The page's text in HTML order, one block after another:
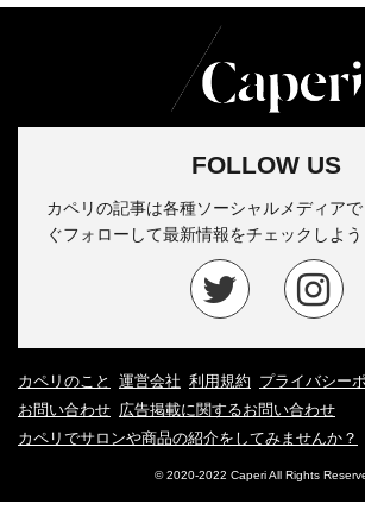
FOLLOW US
カペリの記事は各種ソーシャルメディア
ぐフォローして最新情報をチェックしよう
カペリのこと 運営会社 利用規約 プライバシー
お問い合わせ 広告掲載に関するお問い合わせ
カペリでサロンや商品の紹介をしてみませんか？
© 2020-2022 Caperi All Rights